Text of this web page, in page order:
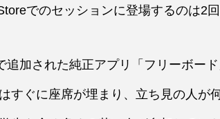
でのセッションに登場するのは2回
追加された純正アプリ「フリーボー
すぐに座席が埋まり、立ち見の人が